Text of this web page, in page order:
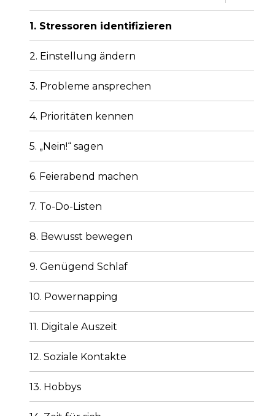
1. Stressoren identifizieren
2. Einstellung ändern
3. Probleme ansprechen
4. Prioritäten kennen
5. „Nein!“ sagen
6. Feierabend machen
7. To-Do-Listen
8. Bewusst bewegen
9. Genügend Schlaf
10. Powernapping
11. Digitale Auszeit
12. Soziale Kontakte
13. Hobbys